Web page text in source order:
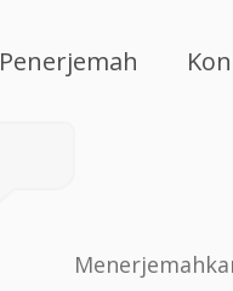
Penerjemah